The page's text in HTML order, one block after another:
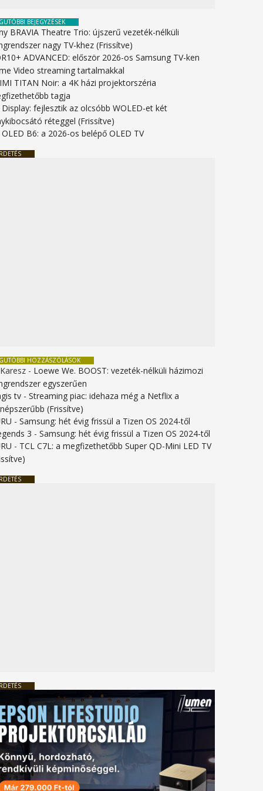
BEJEGYZÉSEK
BRAVIA Theatre Trio: újszerű vezeték-nélküli
nagy TV-khez (Frissítve)
ADVANCED: először 2026-os Samsung TV-ken
Video streaming tartalmakkal
TITAN Noir: a 4K házi projektorszéria
tagja
Display: fejlesztik az olcsóbb WOLED-et két
réteggel (Frissítve)
OLED B6: a 2026-os belépő OLED TV
HOZZÁSZÓLÁSOK
- Loewe We. BOOST: vezeték-nélküli házimozi
egyszerűen
tv -Streaming piac: idehaza még a Netflix a
(Frissítve)
-Samsung: hét évig frissül a Tizen OS 2024-től
3 -Samsung: hét évig frissül a Tizen OS 2024-től
- TCL C7L: a megfizethetőbb Super QD-Mini LED TV